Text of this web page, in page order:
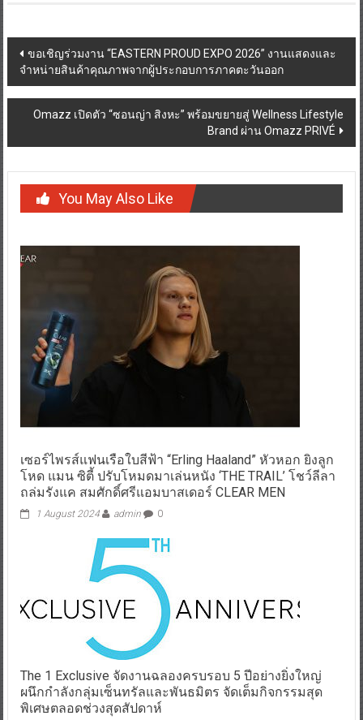
Post
navigation
ขอเชิญร่วมงาน “EASTERN PROUD EXPO 2026” งานแสดงและ
จำหน่ายสินค้าคุณภาพจากผู้ประกอบการภาคตะวันออก
Omazz เปิดตัว “ซอนญ่า สิงหะ” พร้อมขยายสู่ Wellness Lifestyle
Brand ผ่าน Omazz PRIVÉ
You May Also Like
เซอร์ไพรส์แฟนเรือใบสีฟ้า “Erling Haaland” หัวหอก ยิงลูก
โหด แมน ซิตี้ ปรับโหมดมาเล่นหนัง ‘THE TRAIL’ โชว์ลีลา
ถล่มรังแค สมศักดิ์ศรีแอมบาสเดอร์ CLEAR MEN
1 August 2024 admin 0
The 1 Exclusive จัดงานฉลองครบรอบ 5 ปีอย่างยิ่งใหญ่
ผนึกกำลังกลุ่มเซ็นทรัลและพันธมิตร จัดเต็มกิจกรรมสุด
พิเศษตลอดช่วงสุดสัปดาห์